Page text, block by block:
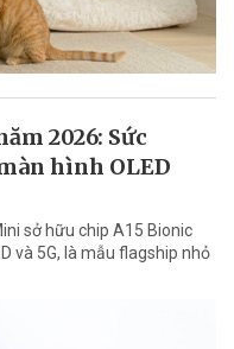
2026: Sức
hình OLED
sở hữu chip A15 Bionic
và 5G, là mẫu flagship nhỏ